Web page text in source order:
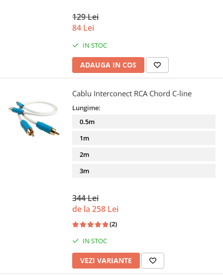
129 Lei
84 Lei
IN STOC
ADAUGA IN COS
Cablu Interconect RCA Chord C-line
Lungime:
0.5m
1m
2m
3m
344 Lei
de la 258 Lei
(2)
IN STOC
VEZI VARIANTE